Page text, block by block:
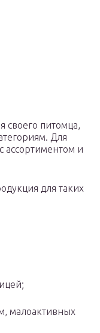
своего питомца,
Для
ассортиментом и
для таких
малоактивных